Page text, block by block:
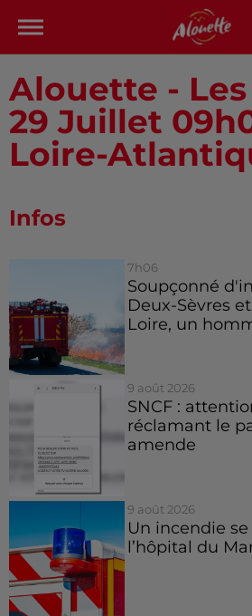
Alouette -
29 Juillet
Loire-
Infos
7h06
Soupçonné
Deux-Sèvres
Loire, un
9 août 2026
SNCF :
réclamant le
amende
9 août 2026
Un incendie
l’hôpital du